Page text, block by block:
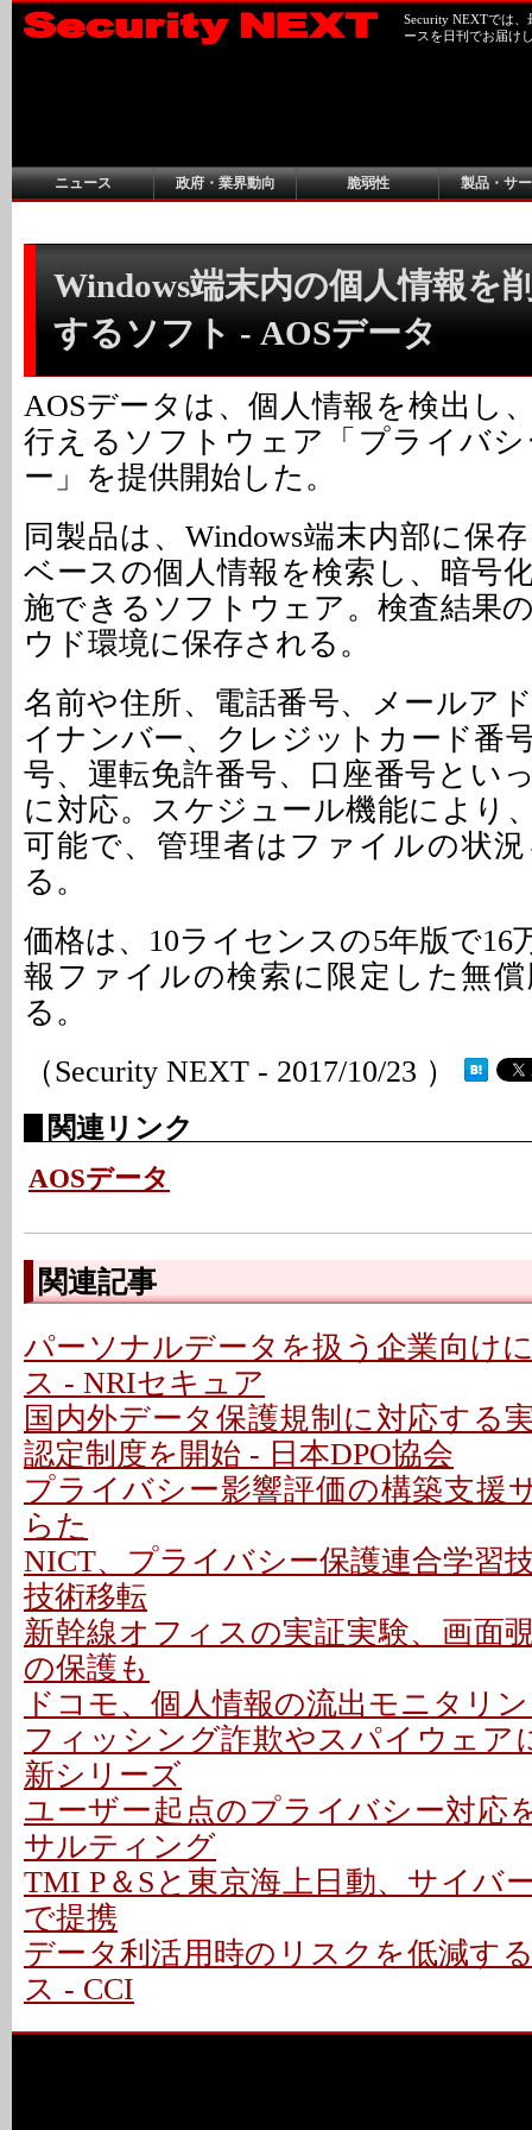
Security NEXTでは
ースを日刊でお届け
ニュース 政府・業界動向 脆弱性 製品・サ
Windows端末内の個人情報を
するソフト - AOSデータ
AOSデータは、個人情報を検出し
行えるソフトウェア「プライバ
ー」を提供開始した。
同製品は、Windows端末内部に保
ベースの個人情報を検索し、暗号
施できるソフトウェア。検査結果
ウド環境に保存される。
名前や住所、電話番号、メールア
イナンバー、クレジットカード番
号、運転免許番号、口座番号とい
に対応。スケジュール機能により
可能で、管理者はファイルの状
る。
価格は、10ライセンスの5年版で16
報ファイルの検索に限定した無
る。
（Security NEXT - 2017/10/23 ）
関連リンク
AOSデータ
関連記事
パーソナルデータを扱う企業向け
ス - NRIセキュア
国内外データ保護規制に対応する
認定制度を開始 - 日本DPO協会
プライバシー影響評価の構築支援
らた
NICT、プライバシー保護連合学習
技術移転
新幹線オフィスの実証実験、画面
の保護も
ドコモ、個人情報の流出モニタリ
フィッシング詐欺やスパイウェア
新シリーズ
ユーザー起点のプライバシー対応
サルティング
TMI P＆Sと東京海上日動、サイバ
で提携
データ利活用時のリスクを低減す
ス - CCI